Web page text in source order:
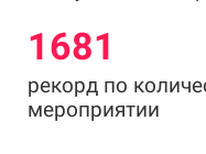
1681
рекорд по
мероприятии